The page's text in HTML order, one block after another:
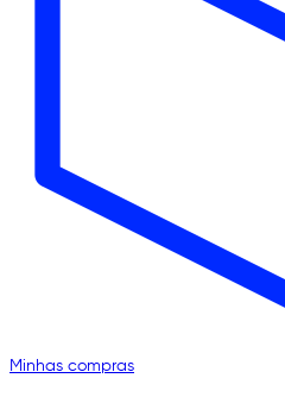
Minhas compras